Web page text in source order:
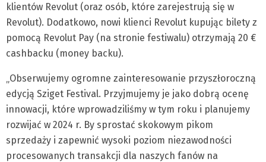
klientów Revolut (oraz osób, które zarejestrują się w
Revolut). Dodatkowo, nowi klienci Revolut kupując bilety z
pomocą Revolut Pay (na stronie festiwalu) otrzymają 20 €
cashbacku (money backu).
„Obserwujemy ogromne zainteresowanie przyszłoroczną
edycją Sziget Festival. Przyjmujemy je jako dobrą ocenę
innowacji, które wprowadziliśmy w tym roku i planujemy
rozwijać w 2024 r. By sprostać skokowym pikom
sprzedaży i zapewnić wysoki poziom niezawodności
procesowanych transakcji dla naszych fanów na